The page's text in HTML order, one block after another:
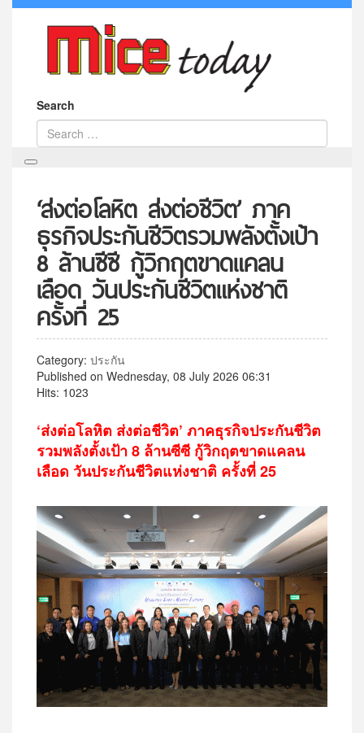
Search
‘ส่งต่อโลหิต ส่งต่อชีวิต’ ภาค
ธุรกิจประกันชีวิตรวมพลังตั้งเป้า
8 ล้านซีซี กู้วิกฤตขาดแคลน
เลือด วันประกันชีวิตแห่งชาติ
ครั้งที่ 25
Category: ประกัน
Published on Wednesday, 08 July 2026 06:31
Hits: 1023
‘ส่งต่อโลหิต ส่งต่อชีวิต’ ภาคธุรกิจประกันชีวิต
รวมพลังตั้งเป้า 8 ล้านซีซี กู้วิกฤตขาดแคลน
เลือด วันประกันชีวิตแห่งชาติ ครั้งที่ 25